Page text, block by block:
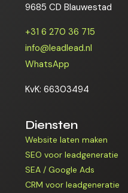
9685 CD Blauwestad
+31 6 270 36 715
info@leadlead.nl
WhatsApp
KvK: 66303494
Diensten
Website laten maken
SEO voor leadgeneratie
SEA / Google Ads
CRM voor leadgeneratie